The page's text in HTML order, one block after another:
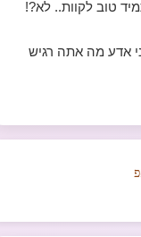
טוב לקוות.. לא?!
אדע מה אתה רגיש